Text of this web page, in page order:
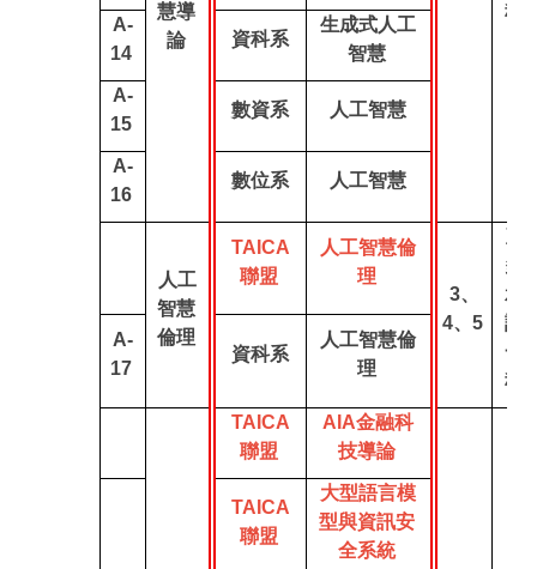
慧導
論
科
A-
14
資科系
生成式人工
智慧
A-
15
數資系 人工智慧
A-
16
數位系 人工智慧
人工
智慧
倫理
TAICA
聯盟
人工智慧倫
理
3、
4、5
至
多
承
認
一
科
A-
17
資科系
人工智慧倫
理
TAICA
聯盟
AIA金融科
技導論
TAICA
聯盟
大型語言模
型與資訊安
全系統